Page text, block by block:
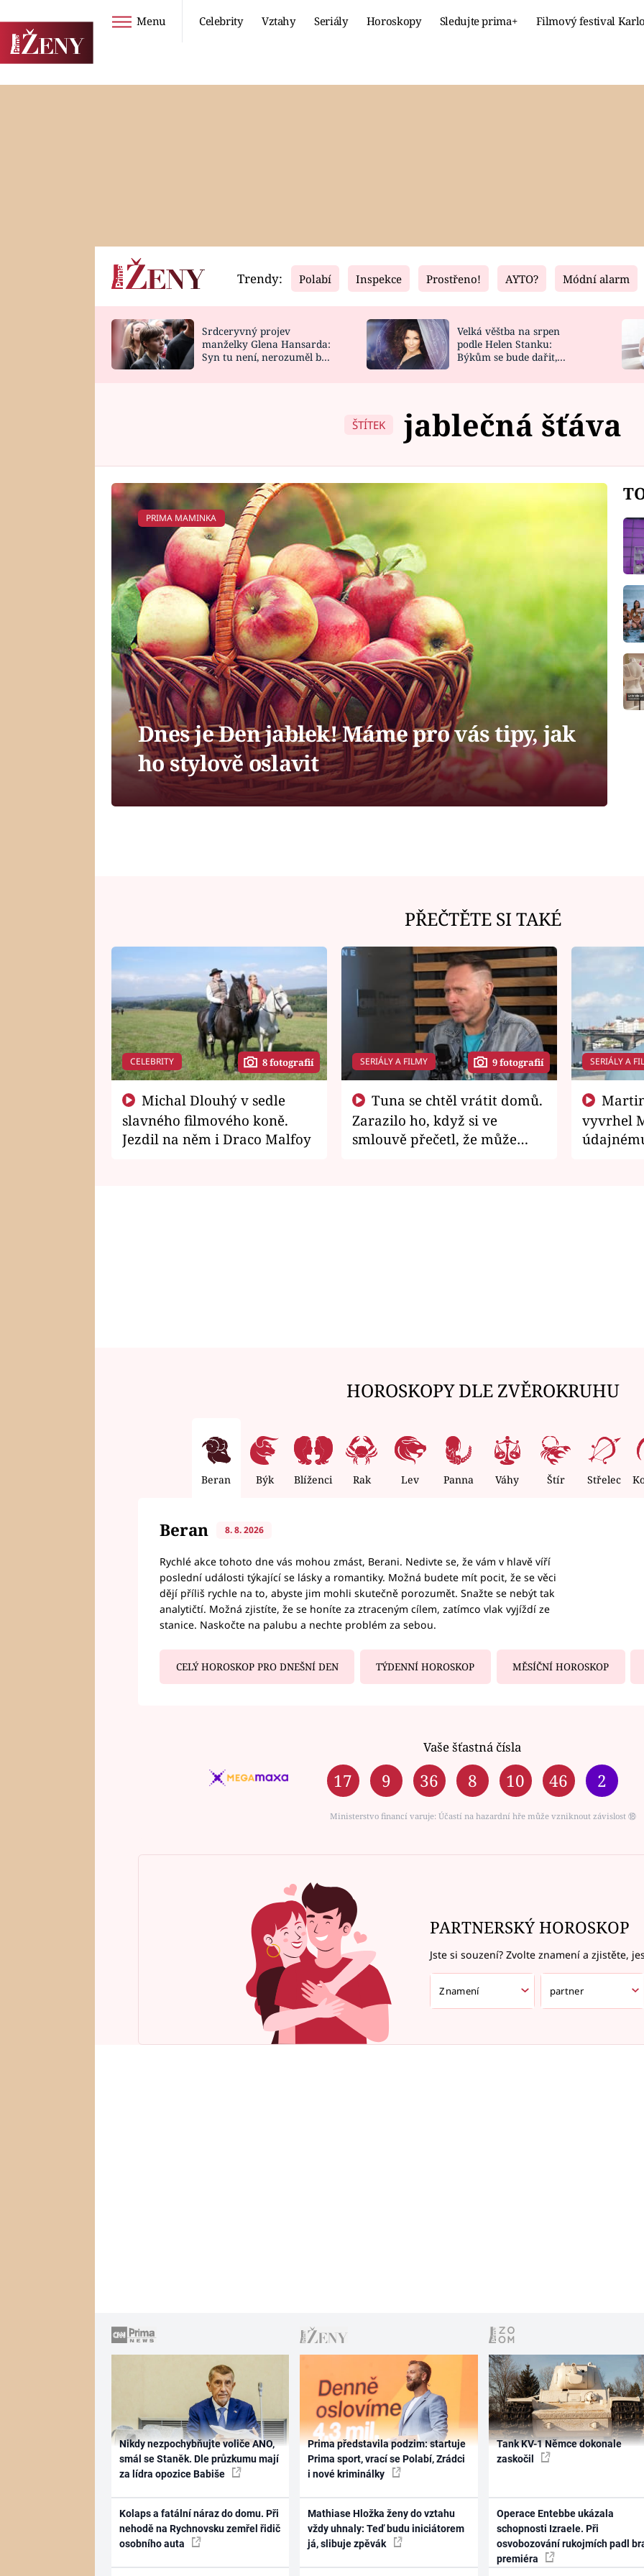
Menu Celebrity Vztahy Seriály Horoskopy Sledujte prima+ Filmový festival
Horoskopy
HOROSKOP NA
Video
CELEBRITY
VAŘENÍ
Fresh
NOVINKY
VIDEORECEPTY
Living
DESIGN
Trendy: Polabí Inspekce Prostřeno! AYTO? Módní alarm
Srdceryvný projev
manželky Glena Hansarda:
Syn tu není, nerozuměl by
Velká věštba na srpen
podle Helen Stanku:
Býkům se bude dařit,
ŠTÍTEK jablečná šťáva
PRIMA MAMINKA
Dnes je Den jablek! Máme pro vás tipy, jak
ho stylově oslavit
PŘEČTĚTE SI TAKÉ
CELEBRITY 8 fotografií
slavného filmového koně.
Jezdil na něm i Draco Malfoy
SERIÁLY A FILMY 9 fotografií
Zarazilo ho, když si ve
smlouvě přečetl, že může
SERIÁLY A
vyvrhel
HOROSKOPY DLE ZVĚROKRUHU
Beran Býk Blíženci Rak Lev Panna Váhy Štír Střelec
Beran 8. 8. 2026
Rychlé akce tohoto dne vás mohou zmást, Berani. Nedivte se, že vám v hlavě víří
poslední události týkající se lásky a romantiky. Možná budete mít pocit, že se věci
dějí příliš rychle na to, abyste jim mohli skutečně porozumět. Snažte se nebýt tak
analytičtí. Možná zjistíte, že se honíte za ztraceným cílem, zatímco vlak vyjíždí ze
stanice. Naskočte na palubu a nechte problém za sebou.
CELÝ HOROSKOP PRO DNEŠNÍ DEN TÝDENNÍ HOROSKOP MĚSÍČNÍ HOROSKOP
Vaše šťastná čísla
17 9 36 8 10 46 2
Ministerstvo financí varuje: Účastí na hazardní hře může vzniknout závislost ⑱
PARTNERSKÝ HOROSKOP
Jste si souzení? Zvolte znamení a zjistěte,
Nikdy nezpochybňujte voliče ANO,
smál se Staněk. Dle průzkumu mají
za lídra opozice Babiše
Kolaps a fatální náraz do domu. Při
nehodě na Rychnovsku zemřel řidič
osobního auta
Prima představila podzim: startuje
Prima sport, vrací se Polabí, Zrádci
i nové kriminálky
Mathiase Hložka ženy do vztahu
vždy uhnaly: Teď budu iniciátorem
já, slibuje zpěvák
Tank KV-1 Němce dokonale
zaskočil
Operace Entebbe ukázala
schopnosti Izraele. Při
osvobozování rukojmích padl
premiéra